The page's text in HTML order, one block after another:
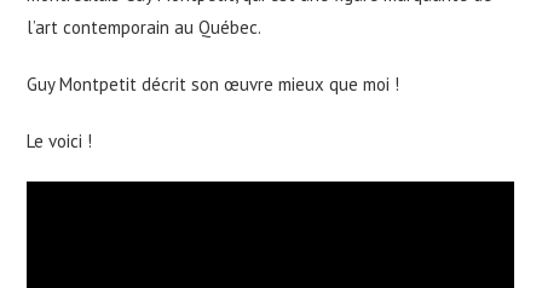
l’art contemporain au Québec.
Guy Montpetit décrit son œuvre mieux que moi !
Le voici !